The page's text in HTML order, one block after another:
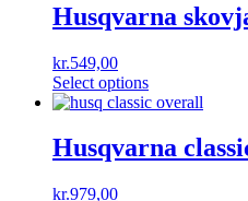
Husqvarna
kr.549,00
Select options
Husqvarna
kr.979,00